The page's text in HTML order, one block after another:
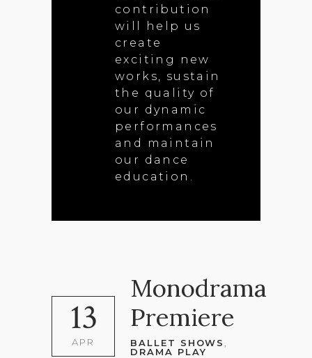
contribution
will help us
create
exciting new
works, sustain
the quality of
our dynamic
performances
and maintain
our dance
education.
13
APR
Monodrama
Premiere
BALLET SHOWS
DRAMA PLAY